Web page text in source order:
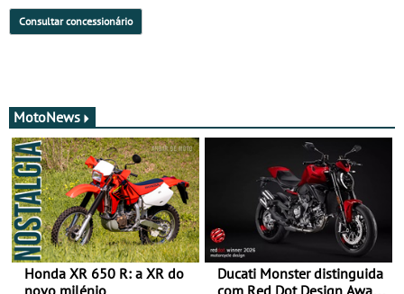
Consultar concessionário
MotoNews
Honda XR 650 R: a XR do
novo milénio
Ducati Monster distinguida
com Red Dot Design Award